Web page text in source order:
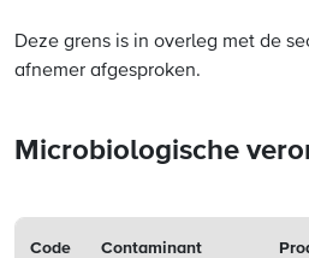
Deze grens is in overleg met de
afnemer afgesproken.
Microbiologische
Code Contaminant